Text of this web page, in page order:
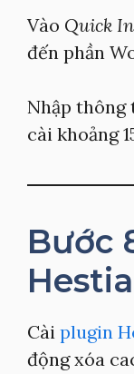
Vào Quick
đến phần
Nhập
cài khoảng
Bước
Cài plugin
động xóa